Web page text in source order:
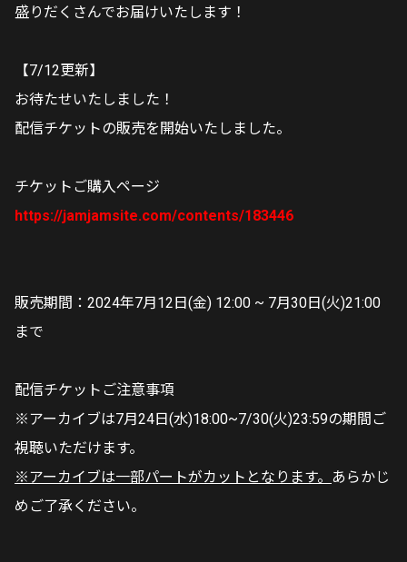
盛りだくさんでお届けいたします！
【7/12更新】
お待たせいたしました！
配信チケットの販売を開始いたしました。
チケットご購入ページ
https://jamjamsite.com/contents/183446
販売期間：2024年7月12日(金) 12:00 ~ 7月30日(火)21:00
まで
配信チケットご注意事項
※アーカイブは7月24日(水)18:00~7/30(火)23:59の期間ご
視聴いただけます。
※アーカイブは一部パートがカットとなります。
あらかじ
めご了承ください。